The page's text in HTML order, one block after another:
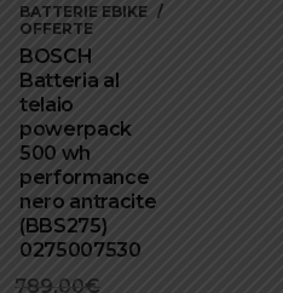
BATTERIE EBIKE
OFFERTE
BOSCH
Batteria al
telaio
powerpack
500 wh
performance
nero antracite
(BBS275)
0275007530
789,00€